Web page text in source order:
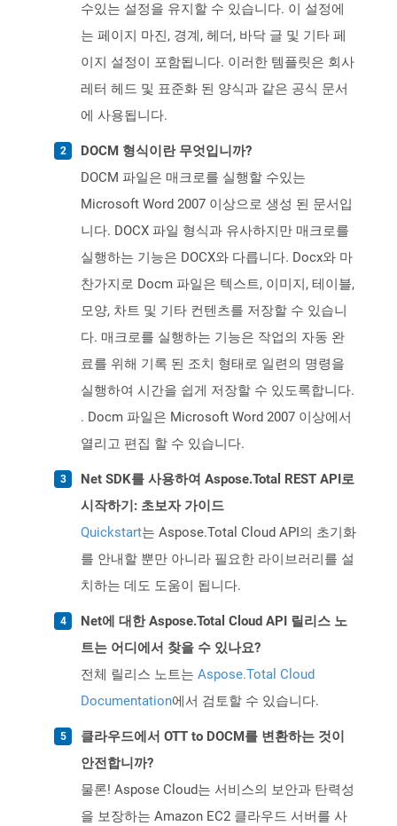
수있는 설정을 유지할 수 있습니다. 이 설정에
는 페이지 마진, 경계, 헤더, 바닥 글 및 기타 페
이지 설정이 포함됩니다. 이러한 템플릿은 회사
레터 헤드 및 표준화 된 양식과 같은 공식 문서
에 사용됩니다.
DOCM 형식이란 무엇입니까?
DOCM 파일은 매크로를 실행할 수있는
Microsoft Word 2007 이상으로 생성 된 문서입
니다. DOCX 파일 형식과 유사하지만 매크로를
실행하는 기능은 DOCX와 다릅니다. Docx와 마
찬가지로 Docm 파일은 텍스트, 이미지, 테이블,
모양, 차트 및 기타 컨텐츠를 저장할 수 있습니
다. 매크로를 실행하는 기능은 작업의 자동 완
료를 위해 기록 된 조치 형태로 일련의 명령을
실행하여 시간을 쉽게 저장할 수 있도록합니다.
. Docm 파일은 Microsoft Word 2007 이상에서
열리고 편집 할 수 있습니다.
Net SDK를 사용하여 Aspose.Total REST API로
시작하기: 초보자 가이드
Quickstart는 Aspose.Total Cloud API의 초기화
를 안내할 뿐만 아니라 필요한 라이브러리를 설
치하는 데도 도움이 됩니다.
Net에 대한 Aspose.Total Cloud API 릴리스 노
트는 어디에서 찾을 수 있나요?
전체 릴리스 노트는 Aspose.Total Cloud
Documentation에서 검토할 수 있습니다.
클라우드에서 OTT to DOCM를 변환하는 것이
안전합니까?
물론! Aspose Cloud는 서비스의 보안과 탄력성
을 보장하는 Amazon EC2 클라우드 서버를 사